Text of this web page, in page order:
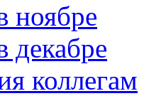
ноябре
декабре
коллегам